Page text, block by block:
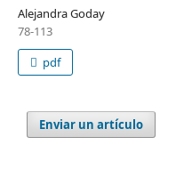
Alejandra Goday
78-113
pdf
Enviar un artículo